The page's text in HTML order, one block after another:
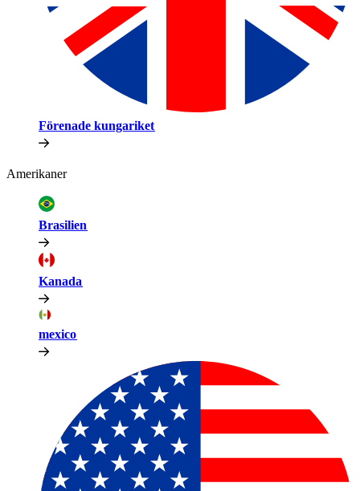
Förenade kungariket​​
Amerikaner​​
Brasilien​​
Kanada​​
mexico​​